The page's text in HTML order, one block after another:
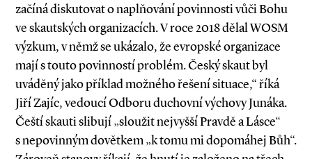
začíná diskutovat o naplňování povinnosti vůči Bohu
ve skautských organizacích. V roce 2018 dělal WOSM
výzkum, v němž se ukázalo, že evropské organizace
mají s touto povinností problém. Český skaut byl
uváděný jako příklad možného řešení situace,“ říká
Jiří Zajíc, vedoucí Odboru duchovní výchovy Junáka.
Čeští skauti slibují „sloužit nejvyšší Pravdě a Lásce“
s nepovinným dovětkem „k tomu mi dopomáhej Bůh“.